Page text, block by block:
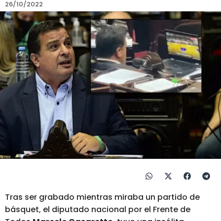
26/10/2022
Tras ser grabado mientras miraba un partido de
básquet, el diputado nacional por el Frente de